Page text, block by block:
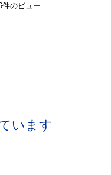
件のビュー
います